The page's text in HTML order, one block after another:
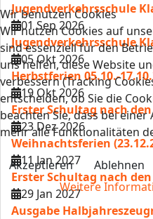
Jugendverkehrsschule
01 Sep 2026
Jugendverkehrsschule
05 Okt 2026
Herbstferien 05.10.-
19 Okt 2026
Erster Schultag nach
23 Dez 2026
Weihnachtsferien
11 Jan 2027
Erster Schultag nach
29 Jan 2027
Ausgabe
Wir benutzen Cookies
Wir nutzen Cookies auf
sind essenziell für den
uns helfen, diese Website
verbessern (Tracking
entscheiden, ob Sie die
beachten Sie, dass bei
mehr alle Funktionalitäten
Akzeptieren
Ablehnen
Weitere